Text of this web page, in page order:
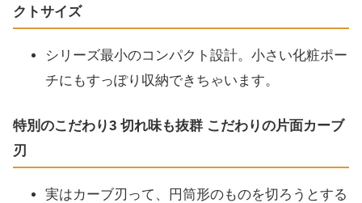
クトサイズ
シリーズ最小のコンパクト設計。小さい化粧ポー
チにもすっぽり収納できちゃいます。
特別のこだわり3 切れ味も抜群 こだわりの片面カーブ
刃
実はカーブ刃って、円筒形のものを切ろうとする